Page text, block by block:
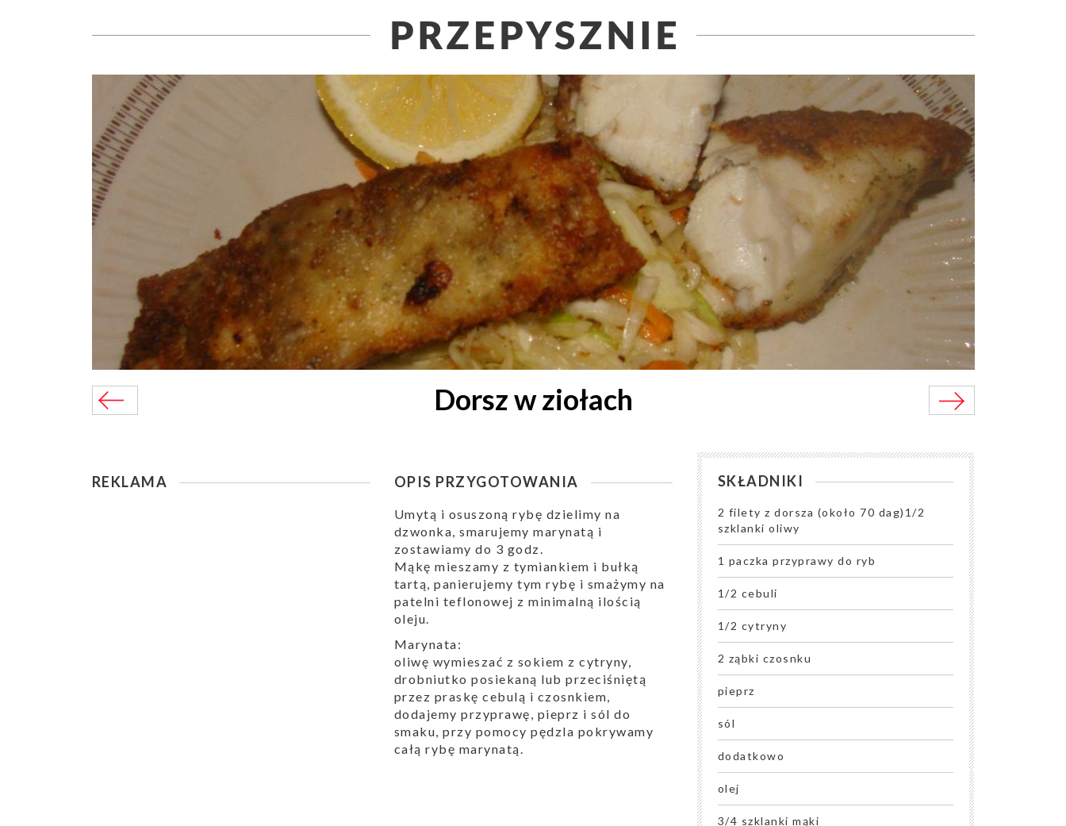
Dorsz w ziołach
REKLAMA OPIS PRZYGOTOWANIA
Umytą i osuszoną rybę dzielimy na
dzwonka, smarujemy marynatą i
zostawiamy do 3 godz.
Mąkę mieszamy z tymiankiem i bułką
tartą, panierujemy tym rybę i smażymy na
patelni teflonowej z minimalną ilością
oleju.
Marynata:
oliwę wymieszać z sokiem z cytryny,
drobniutko posiekaną lub przeciśniętą
przez praskę cebulą i czosnkiem,
dodajemy przyprawę, pieprz i sól do
smaku, przy pomocy pędzla pokrywamy
całą rybę marynatą.
SKŁADNIKI
2 filety z dorsza (około 70 dag)1/2
szklanki oliwy
1 paczka przyprawy do ryb
1/2 cebuli
1/2 cytryny
2 ząbki czosnku
pieprz
sól
dodatkowo
olej
3/4 szklanki mąki